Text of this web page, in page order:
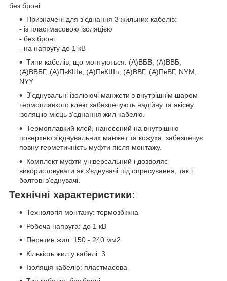
без броні
Призначені для з'єднання 3 жильних кабелів:
- із пластмасовою ізоляцією
- без броні
- на напругу до 1 кВ
Типи кабелів, що монтуються: (А)ВБВ, (А)ВВБ,
(А)ВВБГ, (А)ПвКШв, (А)ПвКШп, (А)ВВГ, (А)ПвВГ, NYM,
NYY
З'єднувальні ізолюючі манжети з внутрішнім шаром
термоплавкого клею забезпечують надійну та якісну
ізоляцію місць з'єднання жил кабелю.
Термоплавкий клей, нанесений на внутрішню
поверхню з'єднувальних манжет та кожуха, забезпечує
повну герметичність муфти після монтажу.
Комплект муфти універсальний і дозволяє
використовувати як з'єднувачі під опресування, так і
болтові з'єднувачі.
Технічні характеристики:
Технологія монтажу: термозбіжна
Робоча напруга: до 1 кВ
Перетин жил: 150 - 240 мм2
Кількість жил у кабелі: 3
Ізоляція кабелю: пластмасова